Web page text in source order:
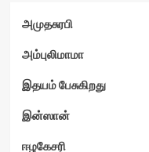
அமுதசுரபி
அம்புலிமாமா
இதயம் பேசுகிறது
இன்ஸான்
ஈழகேசரி